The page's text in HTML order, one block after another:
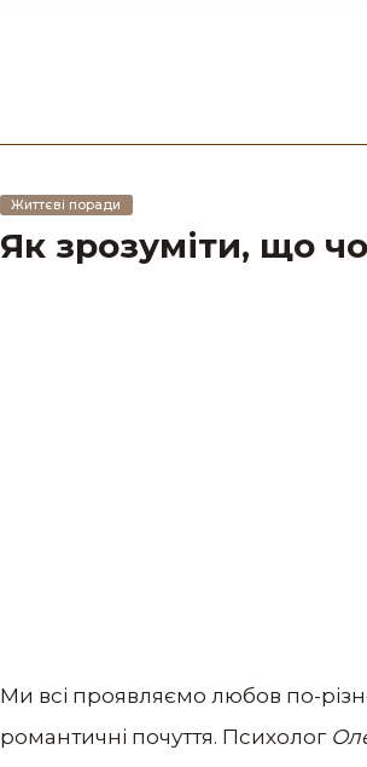
Життєві поради
Як зрозуміти, що
Ми всі проявляємо любов по-
романтичні почуття. Психолог